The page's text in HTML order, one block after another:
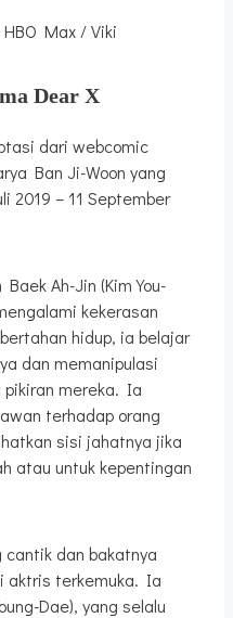
Max / Viki
Dear X
dari webcomic
Ban Ji-Woon yang
2019 – 11 September
Ah-Jin (Kim You-
kekerasan
hidup, ia belajar
dan memanipulasi
pikiran mereka. Ia
terhadap orang
sisi jahatnya jika
atau untuk kepentingan
cantik dan bakatnya
aktris terkemuka. Ia
Dae), yang selalu